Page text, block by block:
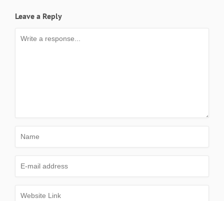
Leave a Reply